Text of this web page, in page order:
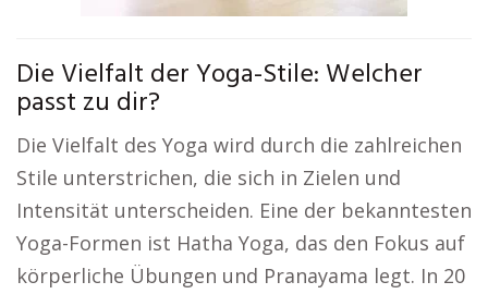
Die Vielfalt der Yoga-Stile: Welcher
passt zu dir?
Die Vielfalt des Yoga wird durch die zahlreichen
Stile unterstrichen, die sich in Zielen und
Intensität unterscheiden. Eine der bekanntesten
Yoga-Formen ist Hatha Yoga, das den Fokus auf
körperliche Übungen und Pranayama legt. In 20